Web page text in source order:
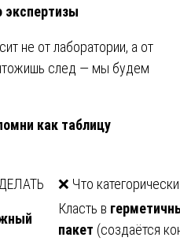
экспертизы
не от лаборатории, а от
след — мы будем
как таблицу
❌ Что
Класть в
пакет (создаётся